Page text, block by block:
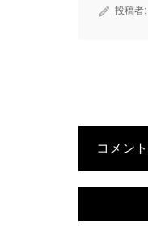
投稿者:
コメント